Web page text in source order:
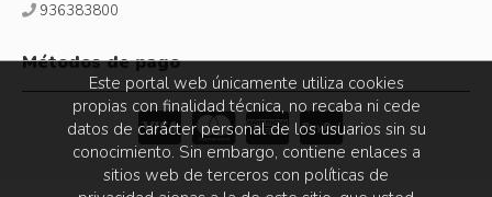
936383800
Métodos de pago
Este portal web únicamente utiliza cookies
propias con finalidad técnica, no recaba ni cede
datos de carácter personal de los usuarios sin su
conocimiento. Sin embargo, contiene enlaces a
sitios web de terceros con políticas de